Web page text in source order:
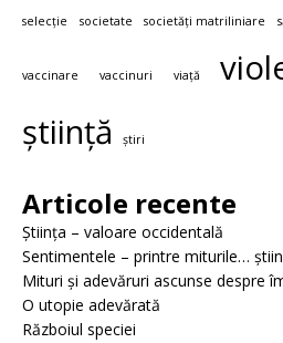
selecție
societate societăți matriliniare
vaccinare vaccinuri viață
știință știri
Articole recente
Știința – valoare occidentală
Sentimentele – printre miturile…
Mituri și adevăruri ascunse despre
O utopie adevărată
Războiul speciei